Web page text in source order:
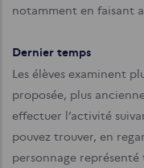
notamment en faisant
Dernier temps
Les élèves examinent
proposée, plus
effectuer l’activité
pouvez trouver, en
personnage représenté